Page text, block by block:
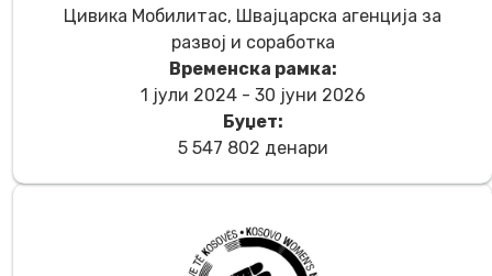
Цивика Мобилитас, Швајцарска агенција за
развој и соработка
Временска рамка:
1 јули 2024 - 30 јуни 2026
Буџет:
5 547 802 денари